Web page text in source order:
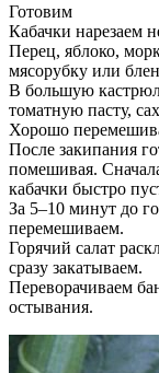
Готовим
Кабачки нарезаем
Перец, яблоко,
мясорубку или
В большую
томатную пасту,
Хорошо
После закипания
помешивая.
кабачки быстро
За 5–10 минут до
перемешиваем.
Горячий салат
сразу закатываем.
Переворачиваем
остывания.